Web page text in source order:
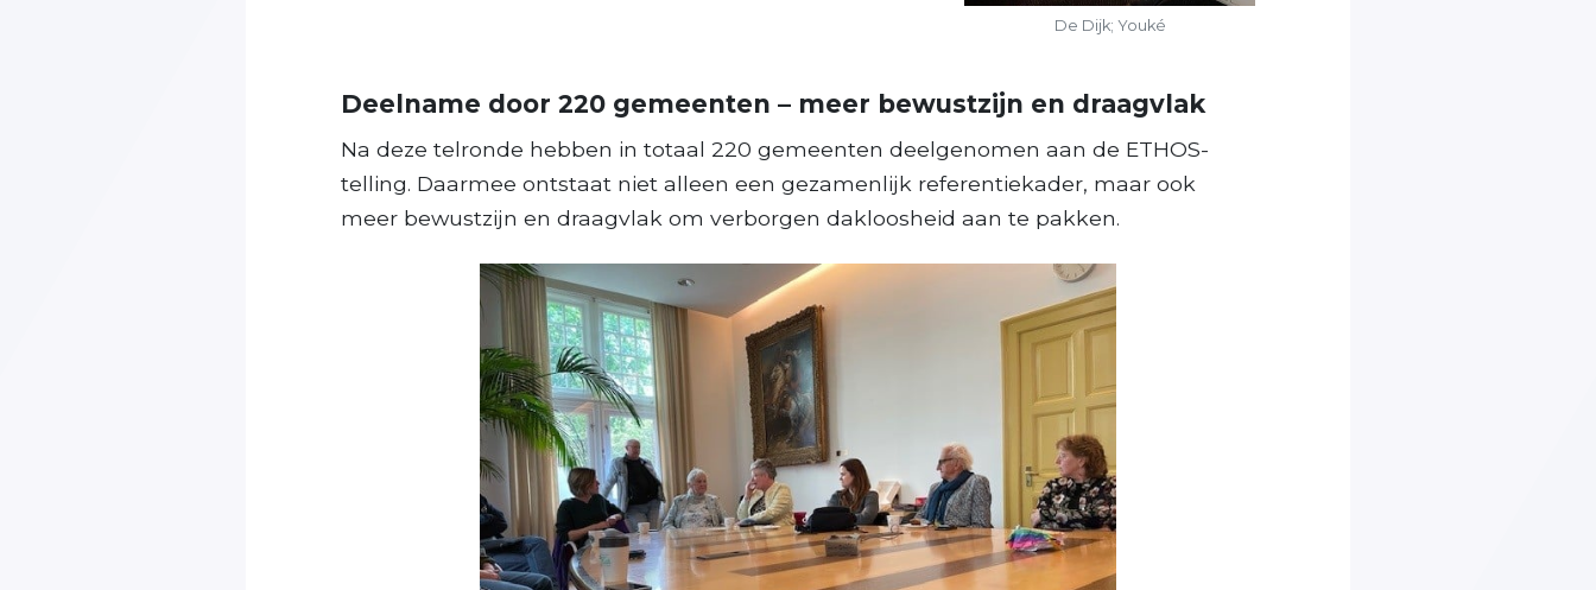
De Dijk; Youké
Deelname door 220 gemeenten – meer bewustzijn en draagvlak
Na deze telronde hebben in totaal 220 gemeenten deelgenomen aan de ETHOS-
telling. Daarmee ontstaat niet alleen een gezamenlijk referentiekader, maar ook
meer bewustzijn en draagvlak om verborgen dakloosheid aan te pakken.